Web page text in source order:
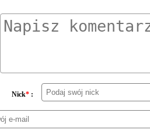
Nick* :